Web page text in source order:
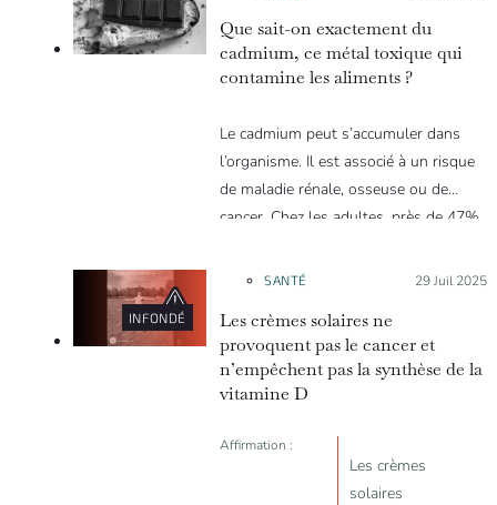
Que sait-on exactement du
cadmium, ce métal toxique qui
contamine les aliments ?
Le cadmium peut s’accumuler dans
l’organisme. Il est associé à un risque
de maladie rénale, osseuse ou de
cancer. Chez les adultes, près de 47%
limite de cadmium dans les urines.
INFONDÉ
SANTÉ Posté le :
29 Juil 2025
Les crèmes solaires ne
provoquent pas le cancer et
n’empêchent pas la synthèse de la
vitamine D
Affirmation :
Les crèmes
solaires